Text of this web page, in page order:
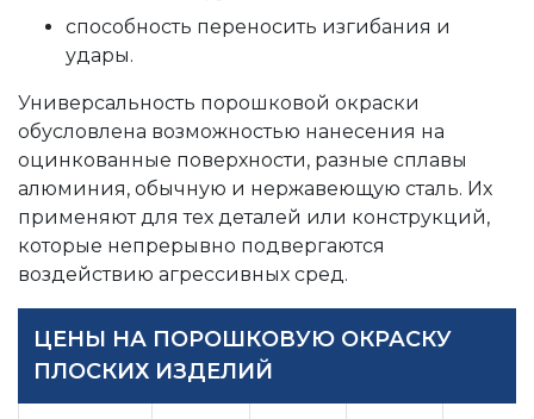
способность переносить изгибания и
удары.
Универсальность порошковой окраски
обусловлена возможностью нанесения на
оцинкованные поверхности, разные сплавы
алюминия, обычную и нержавеющую сталь. Их
применяют для тех деталей или конструкций,
которые непрерывно подвергаются
воздействию агрессивных сред.
ЦЕНЫ НА ПОРОШКОВУЮ ОКРАСКУ
ПЛОСКИХ ИЗДЕЛИЙ